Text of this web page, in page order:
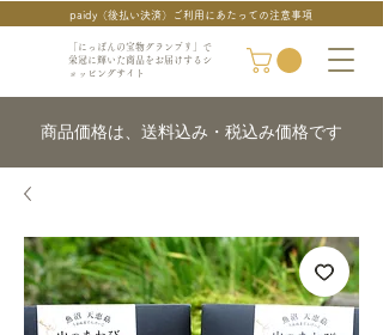
「にっぽんの宝物グランプリ」で
栄冠に輝いた商品をお届けするシ
ョッピングサイト
paidy（後払い決済）ご利用にあたっての注意事項
商品価格は、送料込み・税込み価格です